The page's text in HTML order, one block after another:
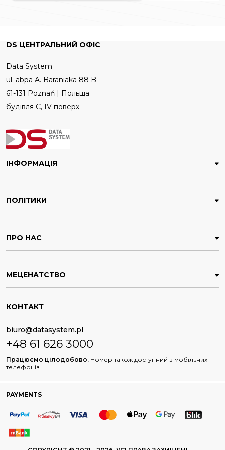
DS ЦЕНТРАЛЬНИЙ ОФІС
Data System
ul. abpa A. Baraniaka 88 B
61-131 Poznań | Польща
будівля C, IV поверх.
ІНФОРМАЦІЯ
ПОЛІТИКИ
ПРО НАС
МЕЦЕНАТСТВО
КОНТАКТ
biuro@datasystem.pl
+48 61 626 3000
Працюємо цілодобово. Номер також доступний з мобільних
телефонів.
PAYMENTS